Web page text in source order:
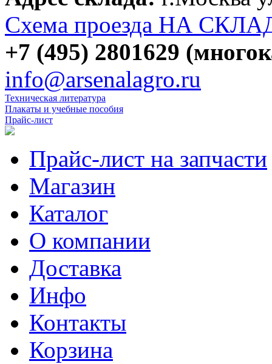
Схема проезда НА
+7 (495) 2801629
info@arsenalagro.ru
Техническая литература
Плакаты и учебные пособия
Прайс-лист
Прайс-лист на запчасти
Магазин
Каталог
О компании
Доставка
Инфо
Контакты
Корзина